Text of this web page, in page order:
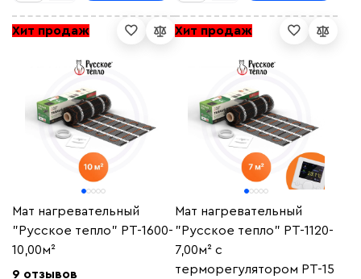
Хит продаж
Мат нагревательный
"Русское тепло" РТ-1600-
10,00м²
9 отзывов
Хит продаж
Мат нагревательный
"Русское тепло" РТ-1120-
7,00м² с
терморегулятором РТ-15